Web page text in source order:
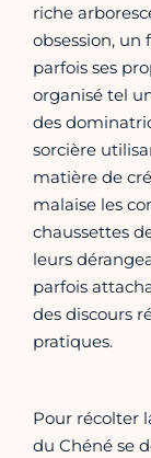
riche
obsession, un
parfois ses
organisé tel
des
sorcière
matière de
malaise les
chaussettes
leurs
parfois
des discours
pratiques.
Pour récolter
du Chéné se